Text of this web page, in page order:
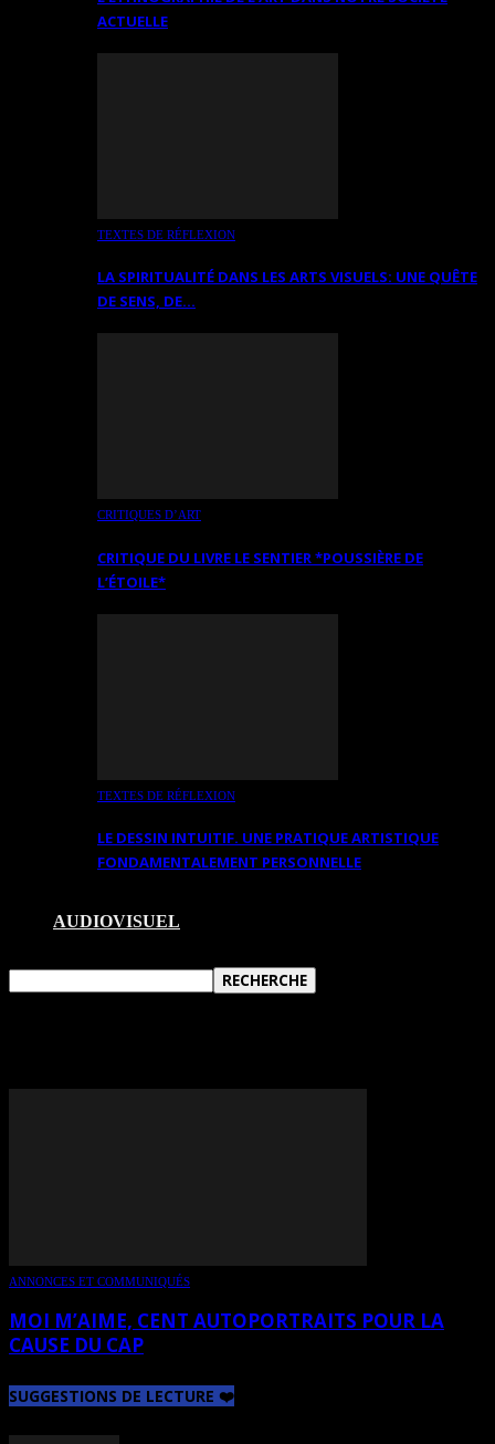
ACTUELLE
TEXTES DE RÉFLEXION
LA SPIRITUALITÉ DANS LES ARTS VISUELS: UNE QUÊTE
DE SENS, DE…
CRITIQUES D’ART
CRITIQUE DU LIVRE LE SENTIER *POUSSIÈRE DE
L’ÉTOILE*
TEXTES DE RÉFLEXION
LE DESSIN INTUITIF. UNE PRATIQUE ARTISTIQUE
FONDAMENTALEMENT PERSONNELLE
AUDIOVISUEL
ANNONCES ET COMMUNIQUÉS
MOI M’AIME, CENT AUTOPORTRAITS POUR LA
CAUSE DU CAP
SUGGESTIONS DE LECTURE ❤️